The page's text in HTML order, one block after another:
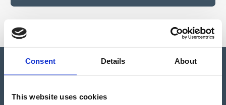
Consent Details About
This website uses cookies